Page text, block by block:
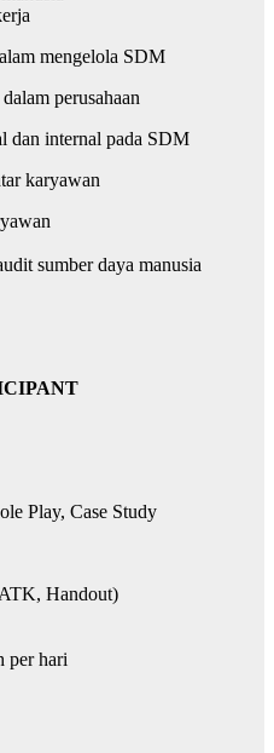
mengelola SDM
perusahaan
dan internal pada SDM
karyawan
sumber daya manusia
Play, Case Study
Handout)
per hari